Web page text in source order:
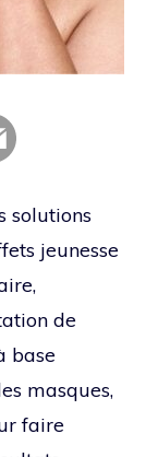
solutions
jeunesse
de
base
masques,
faire